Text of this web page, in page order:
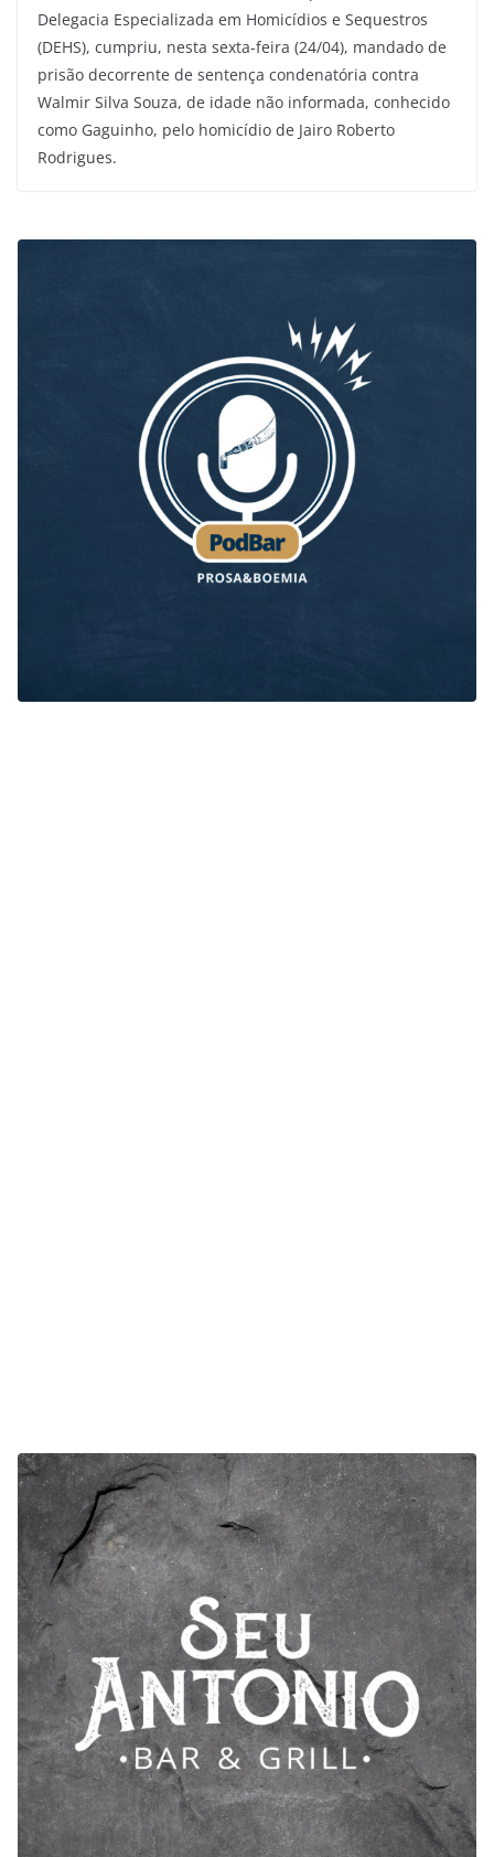
Delegacia Especializada em Homicídios e Sequestros
(DEHS), cumpriu, nesta sexta-feira (24/04), mandado de
prisão decorrente de sentença condenatória contra
Walmir Silva Souza, de idade não informada, conhecido
como Gaguinho, pelo homicídio de Jairo Roberto
Rodrigues.